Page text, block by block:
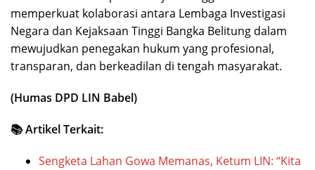
memperkuat kolaborasi antara Lembaga Investigasi
Negara dan Kejaksaan Tinggi Bangka Belitung dalam
mewujudkan penegakan hukum yang profesional,
transparan, dan berkeadilan di tengah masyarakat.
(Humas DPD LIN Babel)
📚 Artikel Terkait:
Sengketa Lahan Gowa Memanas, Ketum LIN: “Kita